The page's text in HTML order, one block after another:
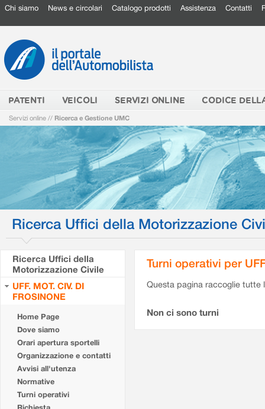
Chi siamo News e circolari Catalogo prodotti Assistenza Contatti
PATENTI VEICOLI SERVIZI ONLINE CODICE
Servizi online // Ricerca e Gestione UMC
Ricerca Uffici della Motorizzazione
Ricerca Uffici della
Motorizzazione Civile
UFF. MOT. CIV. DI
FROSINONE
Home Page
Dove siamo
Orari apertura sportelli
Organizzazione e contatti
Avvisi all'utenza
Normative
Turni operativi
Turni operativi per
Questa pagina raccoglie tutte
Non ci sono turni